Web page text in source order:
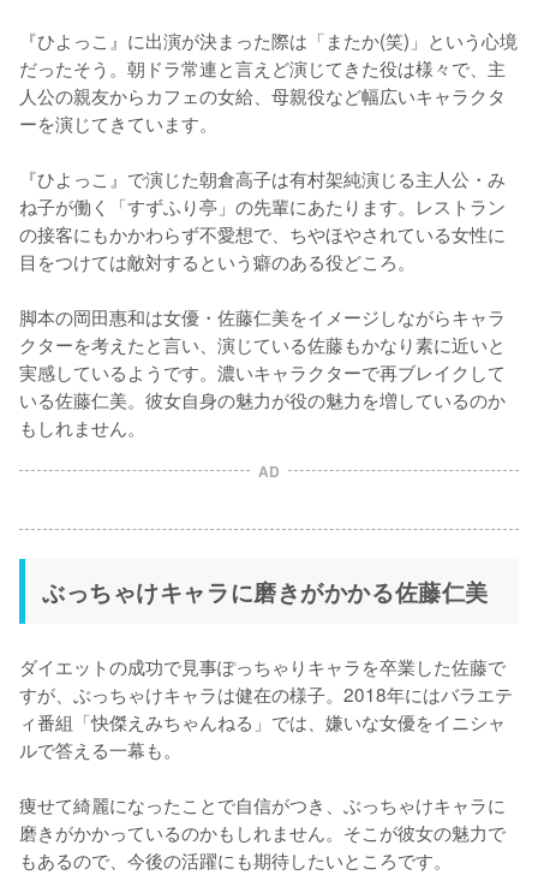
『ひよっこ』に出演が決まった際は「またか(笑)」という心境
だったそう。朝ドラ常連と言えど演じてきた役は様々で、主
人公の親友からカフェの女給、母親役など幅広いキャラクタ
ーを演じてきています。
『ひよっこ』で演じた朝倉高子は有村架純演じる主人公・み
ね子が働く「すずふり亭」の先輩にあたります。レストラン
の接客にもかかわらず不愛想で、ちやほやされている女性に
目をつけては敵対するという癖のある役どころ。
脚本の岡田惠和は女優・佐藤仁美をイメージしながらキャラ
クターを考えたと言い、演じている佐藤もかなり素に近いと
実感しているようです。濃いキャラクターで再ブレイクして
いる佐藤仁美。彼女自身の魅力が役の魅力を増しているのか
もしれません。
AD
ぶっちゃけキャラに磨きがかかる佐藤仁美
ダイエットの成功で見事ぽっちゃりキャラを卒業した佐藤で
すが、ぶっちゃけキャラは健在の様子。2018年にはバラエテ
ィ番組「快傑えみちゃんねる」では、嫌いな女優をイニシャ
ルで答える一幕も。
痩せて綺麗になったことで自信がつき、ぶっちゃけキャラに
磨きがかかっているのかもしれません。そこが彼女の魅力で
もあるので、今後の活躍にも期待したいところです。